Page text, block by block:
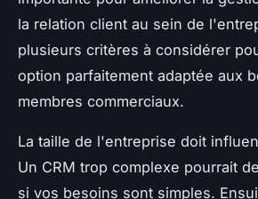
la relation client au sein de
plusieurs critères à considérer
option parfaitement adaptée aux
membres commerciaux.
La taille de l'entreprise doit
Un CRM trop complexe pourrait
si vos besoins sont simples.